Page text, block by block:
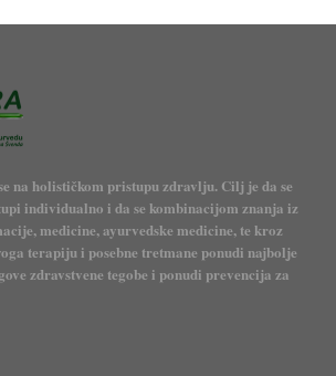
na holističkom pristupu zdravlju. Cilj je da se
individualno i da se kombinacijom znanja iz
medicine, ayurvedske medicine, te kroz
terapiju i posebne tretmane ponudi najbolje
zdravstvene tegobe i ponudi prevencija za